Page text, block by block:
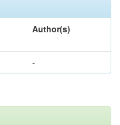
Author(s)
-